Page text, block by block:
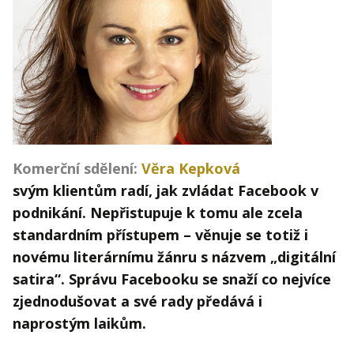
Přihlášení
Kontakt
Obchodní podmínky
Hledaná fráze
Komerční sdělení: Věra Kepková
svým klientům radí, jak zvládat Facebook v
podnikání. Nepřistupuje k tomu ale zcela
standardním přístupem – věnuje se totiž i
novému literárnímu žánru s názvem „digitální
satira“. Správu Facebooku se snaží co nejvíce
zjednodušovat a své rady předává i
naprostým laikům.